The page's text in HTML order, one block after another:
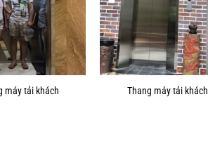
máy tải khách Thang máy tải khách